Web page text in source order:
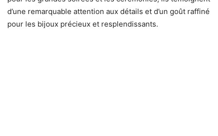
d’une remarquable attention aux détails et d’un goût raffiné
pour les bijoux précieux et resplendissants.